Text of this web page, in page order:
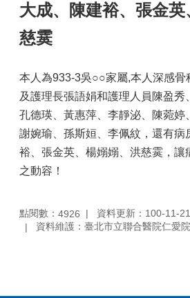
大成、陳建裕、張金
慈霙
本人為933-3吳○○家屬,本人深感骨
及護理長張語娟和護理人員陳盈秀
孔德瑛、黃惠萍、李靜泌、陳菀婷
謝婉瑜、孫斯姮、李佩紋，還有病
裕、張金英、楊嫋嫋、洪慈霙，讓
之動容！
點閱數： 4926
資料更新：100-11-
資料維護：臺北市立聯合醫院仁愛